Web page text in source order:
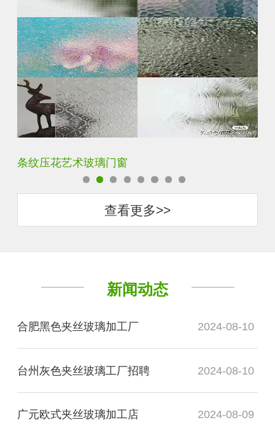
钢化超白长虹小灯芯压花钢化玻璃
查看更多>>
新闻动态
合肥黑色夹丝玻璃加工厂 2024-08-10
台州灰色夹丝玻璃工厂招聘 2024-08-10
广元欧式夹丝玻璃加工店 2024-08-09